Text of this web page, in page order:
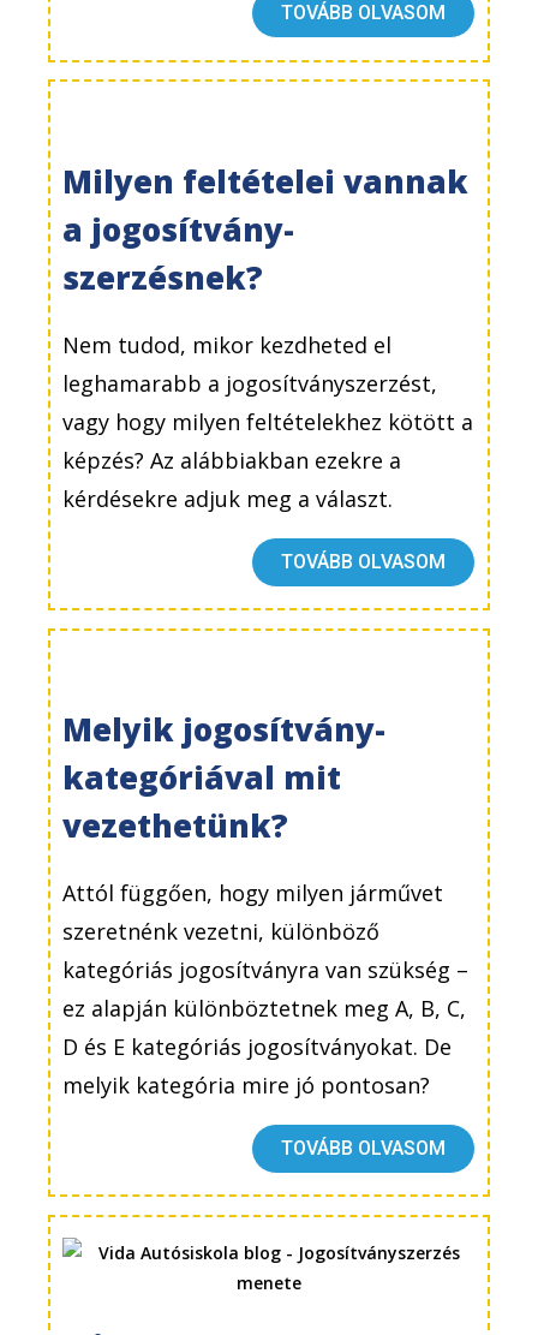
TOVÁBB OLVASOM
Milyen feltételei vannak
a jogosítvány-
szerzésnek?
Nem tudod, mikor kezdheted el
leghamarabb a jogosítványszerzést,
vagy hogy milyen feltételekhez kötött a
képzés? Az alábbiakban ezekre a
kérdésekre adjuk meg a választ.
TOVÁBB OLVASOM
Melyik jogosítvány-
kategóriával mit
vezethetünk?
Attól függően, hogy milyen járművet
szeretnénk vezetni, különböző
kategóriás jogosítványra van szükség –
ez alapján különböztetnek meg A, B, C,
D és E kategóriás jogosítványokat. De
melyik kategória mire jó pontosan?
TOVÁBB OLVASOM